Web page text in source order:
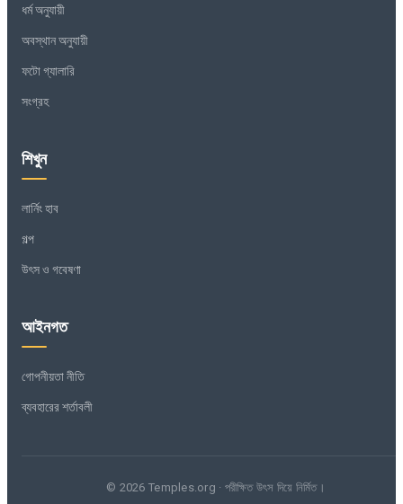
ধর্ম অনুযায়ী
অবস্থান অনুযায়ী
ফটো গ্যালারি
সংগ্রহ
শিখুন
লার্নিং হাব
গল্প
উৎস ও গবেষণা
আইনগত
গোপনীয়তা নীতি
ব্যবহারের শর্তাবলী
© 2026 Temples.org · পরীক্ষিত উৎস দিয়ে নির্মিত।